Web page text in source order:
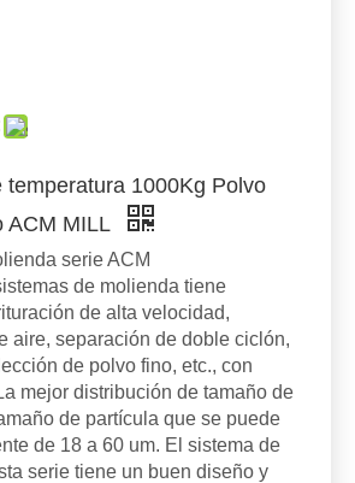
temperatura 1000Kg Polvo
ACM MILL
serie ACM
de molienda tiene
de alta velocidad,
aire, separación de doble ciclón,
de polvo fino, etc., con
mejor distribución de tamaño de
de partícula que se puede
de 18 a 60 um. El sistema de
serie tiene un buen diseño y